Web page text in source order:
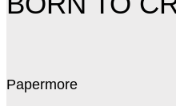
Papermore